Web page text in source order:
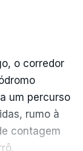
o corredor
um percurso
rumo à
contagem